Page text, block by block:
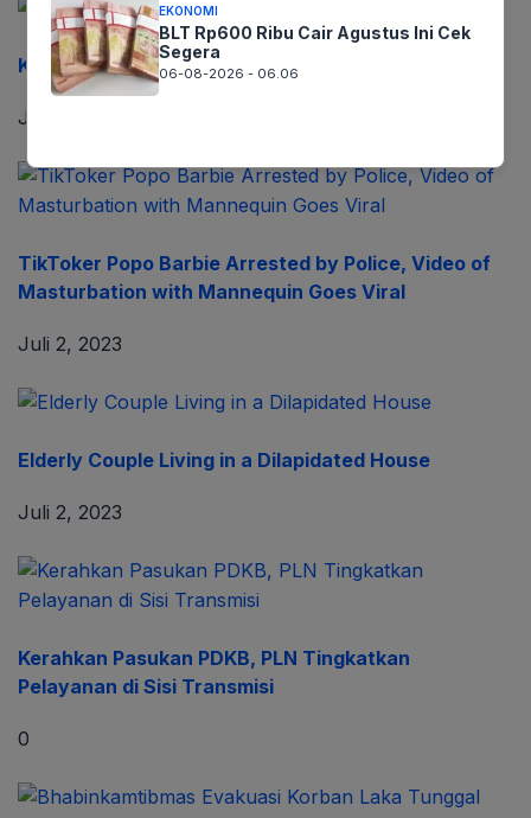
Kids, Ini Tips Belajar di Masa Liburan
Juni 30, 2023
TikToker Popo Barbie Arrested by Police, Video of
Masturbation with Mannequin Goes Viral
Juli 2, 2023
Elderly Couple Living in a Dilapidated House
Juli 2, 2023
Kerahkan Pasukan PDKB, PLN Tingkatkan
Pelayanan di Sisi Transmisi
0
EKONOMI
BLT Rp600 Ribu Cair Agustus Ini Cek
Segera
06-08-2026 - 06.06